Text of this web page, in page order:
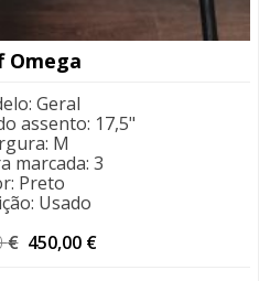
Omega
: Geral
assento: 17,5"
: M
marcada: 3
: Preto
: Usado
€ O
450,00 €